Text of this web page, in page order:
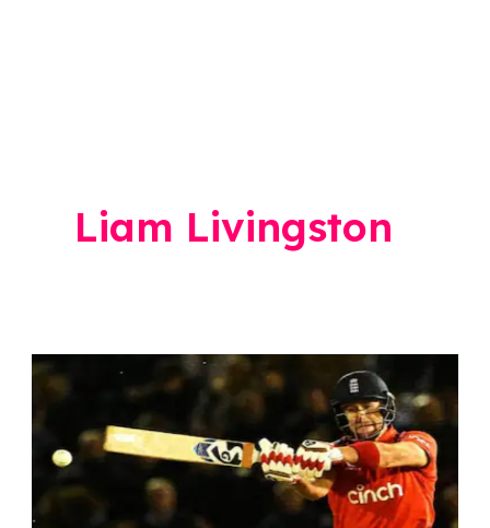
Liam Livingston
England
Australia
2nd